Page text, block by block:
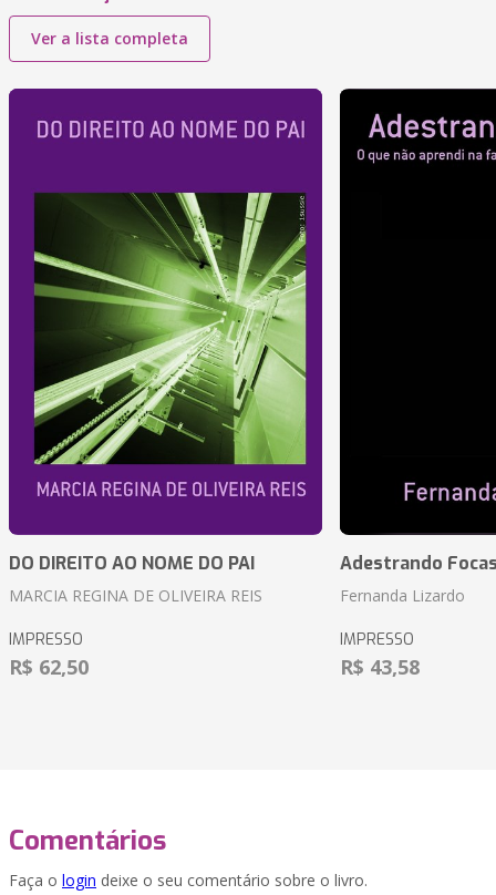
Ver a lista completa
DO DIREITO AO NOME DO PAI
MARCIA REGINA DE OLIVEIRA REIS
IMPRESSO
R$ 62,50
Adestrando
Fernanda Lizardo
IMPRESSO
R$ 43,58
Comentários
Faça o login deixe o seu comentário sobre o livro.